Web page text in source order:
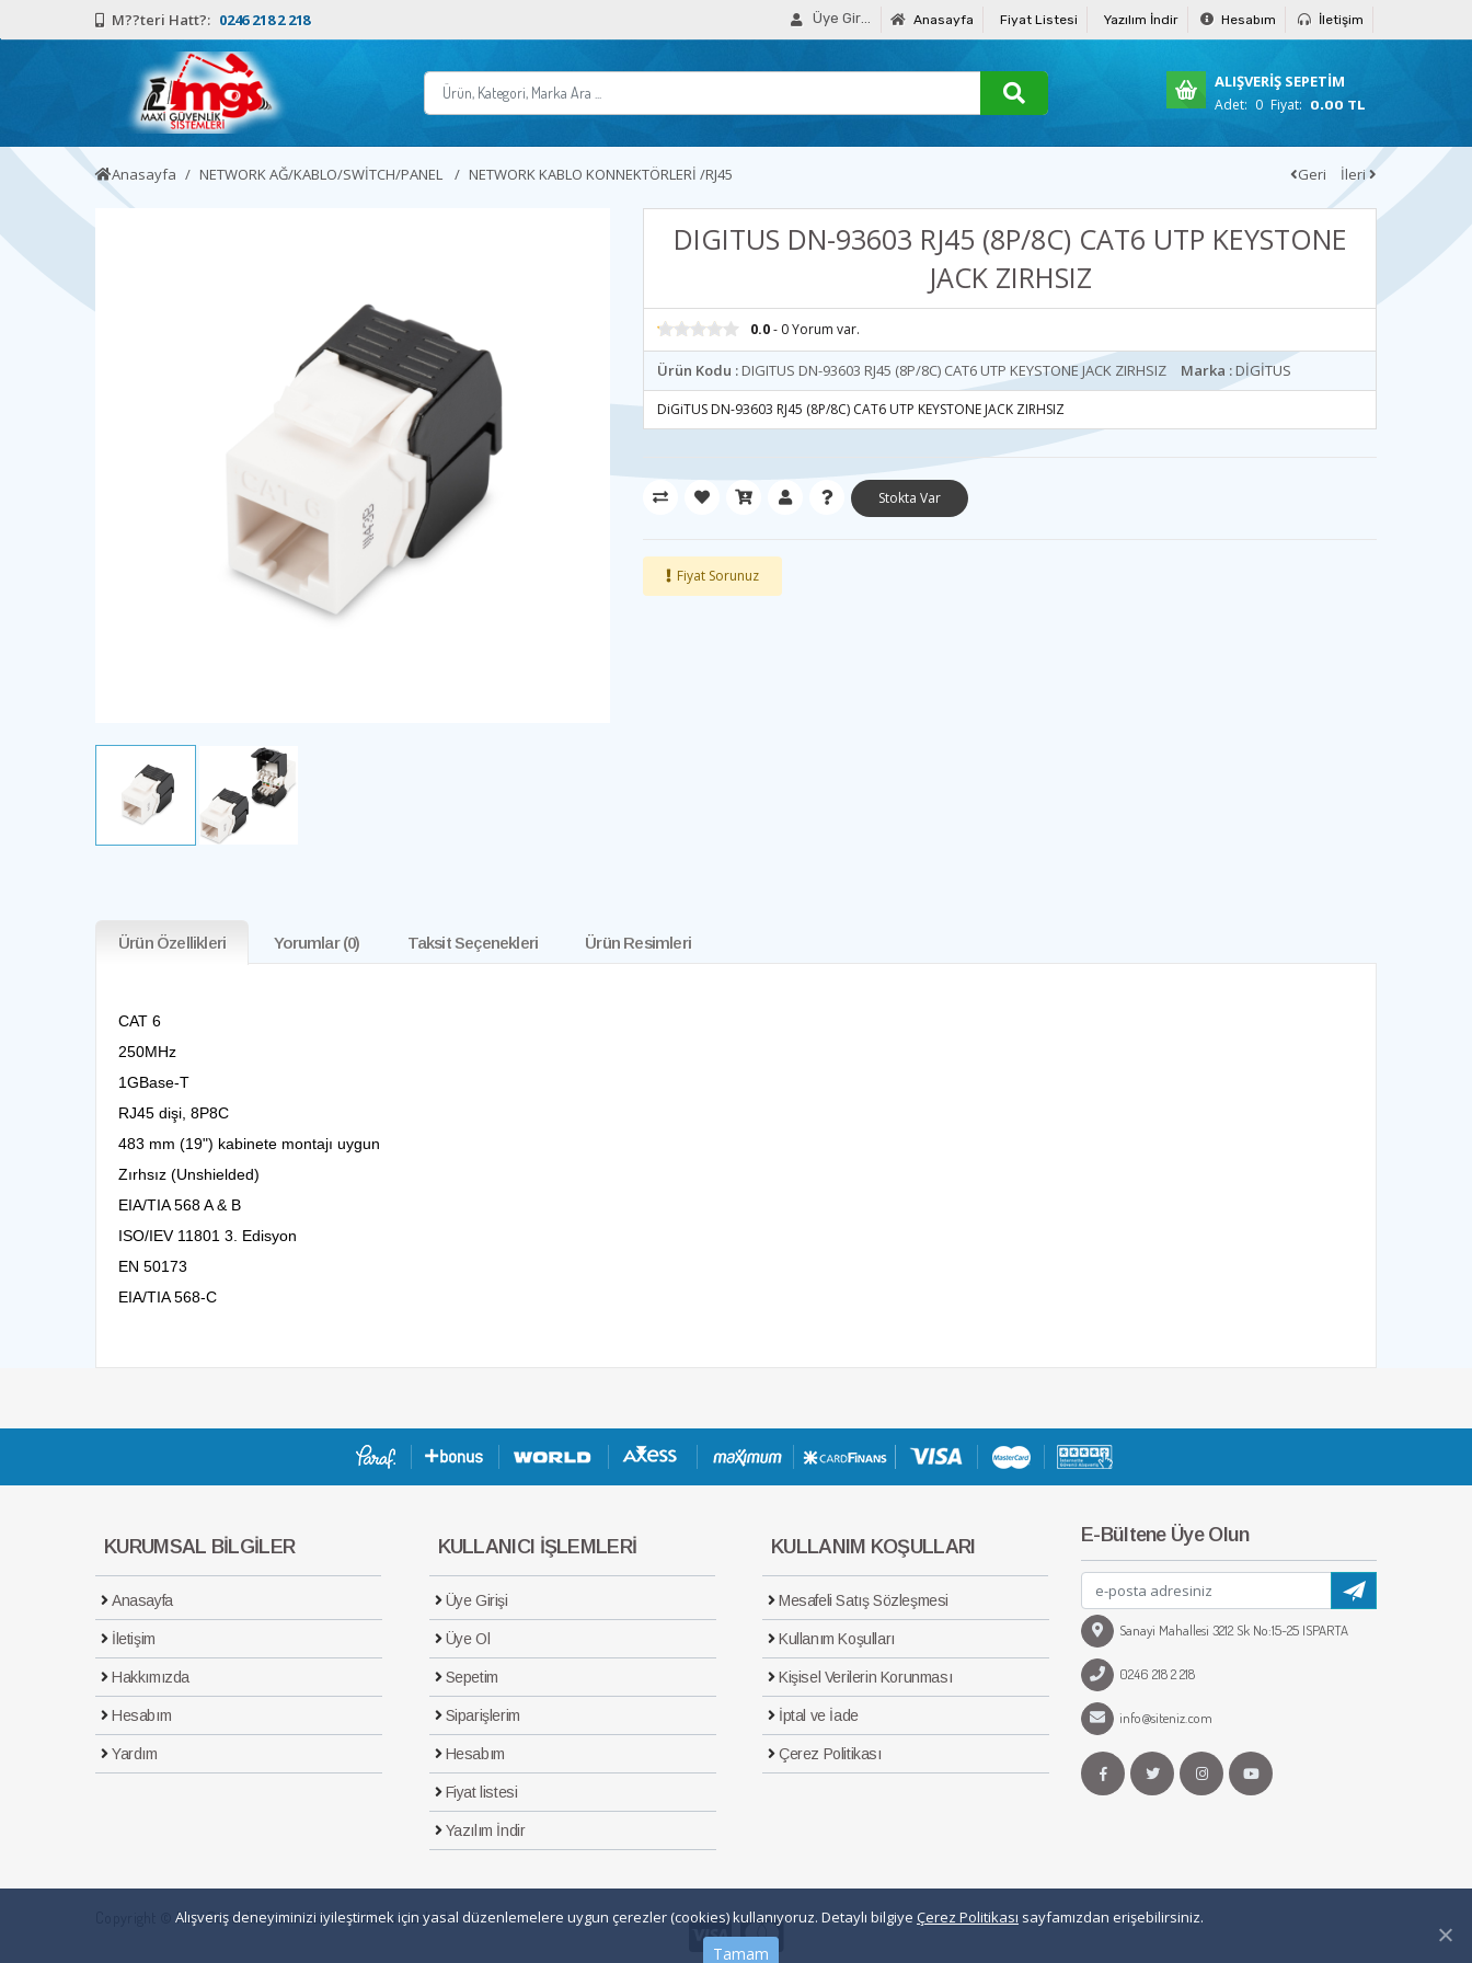
M??teri Hatt?: 0246 218 2 218 Üye Girişi Anasayfa Fiyat Listesi Yazılım İndir Hesabım İletişim
ALIŞVERİŞ SEPETİM
Adet: 0 Fiyat: 0.00 TL
Anasayfa NETWORK AĞ/KABLO/SWİTCH/PANEL NETWORK KABLO KONNEKTÖRLERİ /RJ45 Geri İleri
DIGITUS DN-93603 RJ45 (8P/8C) CAT6 UTP KEYSTONE
JACK ZIRHSIZ
0.0- 0 Yorum var.
Ürün Kodu : DIGITUS DN-93603 RJ45 (8P/8C) CAT6 UTP KEYSTONE JACK ZIRHSIZ Marka : DİGİTUS
DiGiTUS DN-93603 RJ45 (8P/8C) CAT6 UTP KEYSTONE JACK ZIRHSIZ
Stokta Var
Fiyat Sorunuz
Ürün Özellikleri Yorumlar(0) Taksit Seçenekleri Ürün Resimleri
CAT 6
250MHz
1GBase-T
RJ45 dişi, 8P8C
483 mm (19") kabinete montajı uygun
Zırhsız (Unshielded)
EIA/TIA 568 A & B
ISO/IEV 11801 3. Edisyon
EN 50173
EIA/TIA 568-C
Alışveriş deneyiminizi iyileştirmek için yasal düzenlemelere uygun çerezler (cookies) kullanıyoruz. Detaylı bilgiye Çerez Politikası sayfamızdan erişebilirsiniz.
Tamam
KURUMSAL BİLGİLER
Anasayfa
İletişim
Hakkımızda
Hesabım
Yardım
KULLANICI İŞLEMLERİ
Üye Girişi
Üye Ol
Sepetim
Siparişlerim
Hesabım
Fiyat listesi
Yazılım İndir
KULLANIM KOŞULLARI
Mesafeli Satış Sözleşmesi
Kullanım Koşulları
Kişisel Verilerin Korunması
İptal ve İade
Çerez Politikası
E-Bültene Üye Olun
Sanayi Mahallesi 3212 Sk No:15-25 ISPARTA
0246 218 2 218
info@siteniz.com
Copyright © Maxi Güvenlik Sistemleri Tüm Hakları Saklıdır.